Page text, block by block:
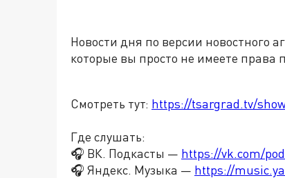
Новости дня по версии новостного
которые вы просто не имеете права
Смотреть тут: https://tsargrad.tv/
Где слушать:
🎧 ВК. Подкасты — https://vk.com/
🎧 Яндекс. Музыка — https://